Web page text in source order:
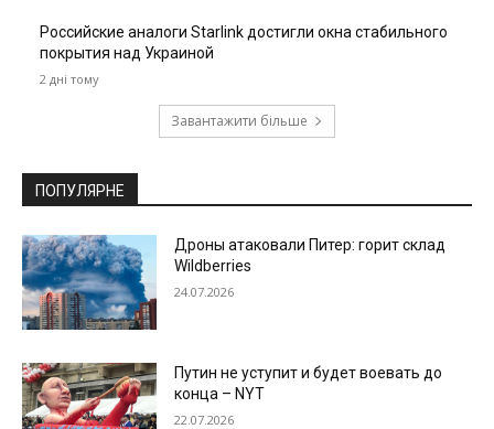
Российские аналоги Starlink достигли окна стабильного
покрытия над Украиной
2 дні тому
Завантажити більше
ПОПУЛЯРНЕ
Дроны атаковали Питер: горит склад
Wildberries
24.07.2026
Путин не уступит и будет воевать до
конца – NYT
22.07.2026